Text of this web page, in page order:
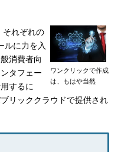
ワンクリックで作成
は、もはや当然
れぞれの
ルに力を入
消費者向
タフェー
するに
リッククラウドで提供され